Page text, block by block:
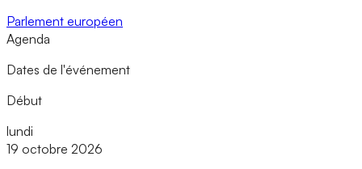
Parlement européen
Agenda
Dates de l'événement
Début
lundi
19 octobre 2026